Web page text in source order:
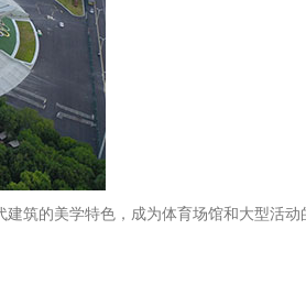
筑的美学特色，成为体育场馆和大型活动